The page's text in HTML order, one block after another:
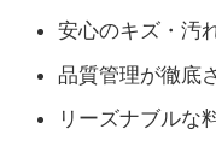
安心のキズ・汚
品質管理が徹底
リーズナブルな